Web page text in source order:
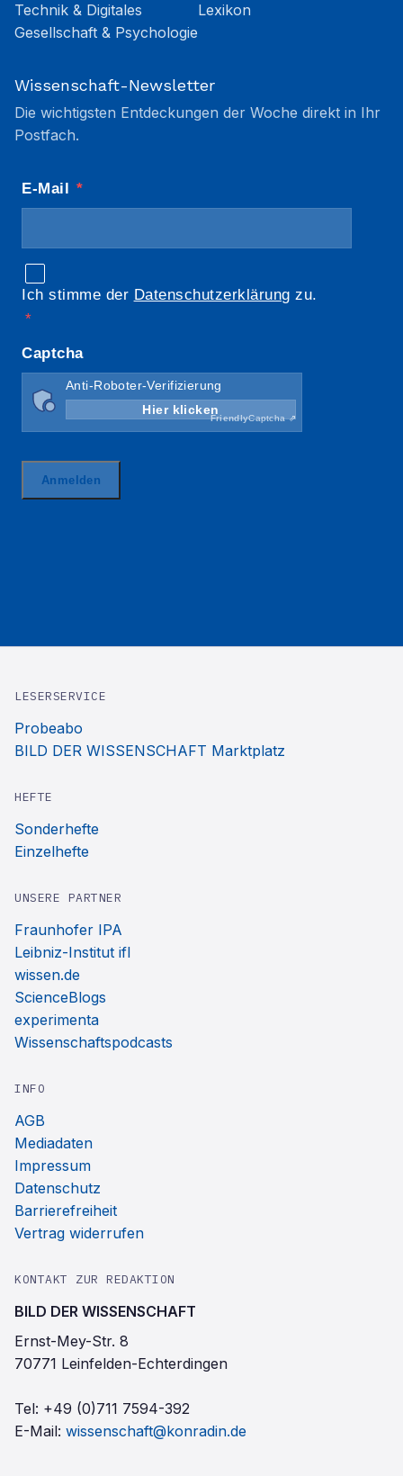
Technik & Digitales
Gesellschaft & Psychologie
Lexikon
Wissenschaft-Newsletter
Die wichtigsten Entdeckungen der Woche direkt in Ihr
Postfach.
LESERSERVICE
Probeabo
BILD DER WISSENSCHAFT Marktplatz
HEFTE
Sonderhefte
Einzelhefte
UNSERE PARTNER
Fraunhofer IPA
Leibniz-Institut ifl
wissen.de
ScienceBlogs
experimenta
Wissenschaftspodcasts
INFO
AGB
Mediadaten
Impressum
Datenschutz
Barrierefreiheit
Vertrag widerrufen
KONTAKT ZUR REDAKTION
BILD DER WISSENSCHAFT
Ernst-Mey-Str. 8
70771 Leinfelden-Echterdingen
Tel: +49 (0)711 7594-392
E-Mail: wissenschaft@konradin.de